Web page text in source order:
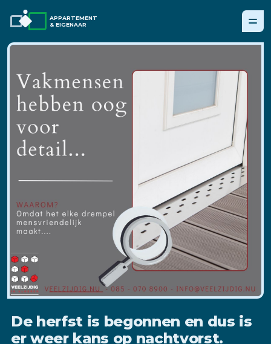
APPARTEMENT
& EIGENAAR
De herfst is begonnen en dus is
er weer kans op nachtvorst.